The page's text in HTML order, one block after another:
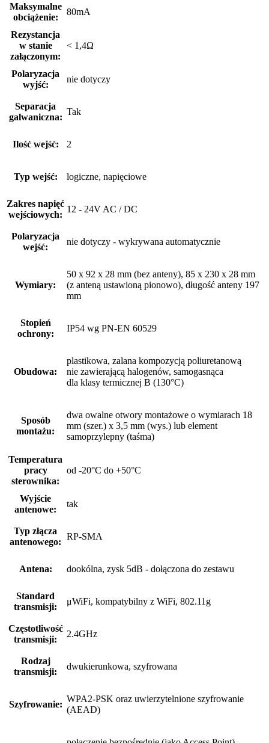
Maksymalne
obciążenie:
80mA
Rezystancja
w stanie
załączonym:
< 1,4Ω
Polaryzacja
wyjść:
nie dotyczy
Separacja
galwaniczna:
Tak
Ilość wejść: 2
Typ wejść: logiczne, napięciowe
Zakres napięć
wejściowych:
12 - 24V AC / DC
Polaryzacja
wejść:
nie dotyczy - wykrywana automatycznie
Wymiary:
50 x 92 x 28 mm (bez anteny), 85 x 230 x 28 mm
(z anteną ustawioną pionowo), długość anteny 197
mm
Stopień
ochrony:
IP54 wg PN-EN 60529
Obudowa:
plastikowa, zalana kompozycją poliuretanową
nie zawierającą halogenów, samogasnąca
dla klasy termicznej B (130°C)
Sposób
montażu:
dwa owalne otwory montażowe o wymiarach 18
mm (szer.) x 3,5 mm (wys.) lub element
samoprzylepny (taśma)
Temperatura
pracy
sterownika:
od -20°C do +50°C
Wyjście
antenowe:
tak
Typ złącza
antenowego:
RP-SMA
Antena: dookólna, zysk 5dB - dołączona do zestawu
Standard
transmisji:
μWiFi, kompatybilny z WiFi, 802.11g
Częstotliwość
transmisji:
2.4GHz
Rodzaj
transmisji:
dwukierunkowa, szyfrowana
Szyfrowanie:
WPA2-PSK oraz uwierzytelnione szyfrowanie
(AEAD)